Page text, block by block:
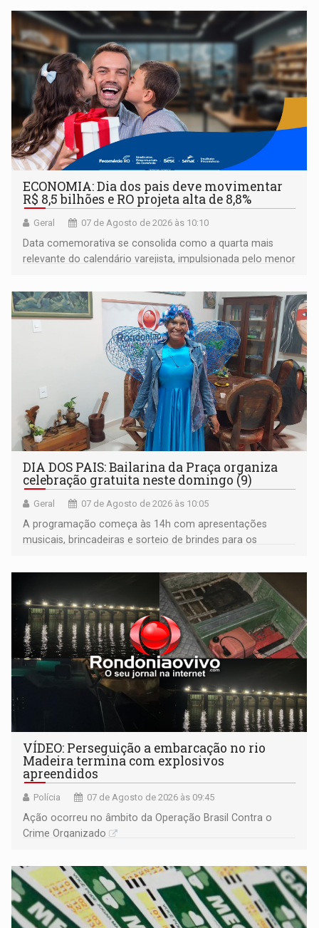
ECONOMIA: Dia dos pais deve movimentar
R$ 8,5 bilhões e RO projeta alta de 8,8%
Geral 07 de Agosto de 2026 às 10:10
Data comemorativa se consolida como a quarta mais
relevante do calendário varejista, impulsionada pelo menor
média do trabalhador
DIA DOS PAIS: Bailarina da Praça organiza
celebração gratuita neste domingo (9)
Geral 07 de Agosto de 2026 às 10:05
A programação começa às 14h com apresentações
musicais, brincadeiras e sorteio de brindes para os
bolo e canto de parabéns dedicado aos pais
VÍDEO: Perseguição a embarcação no rio
Madeira termina com explosivos
apreendidos
Polícia 07 de Agosto de 2026 às 09:45
Ação ocorreu no âmbito da Operação Brasil Contra o
Crime Organizado